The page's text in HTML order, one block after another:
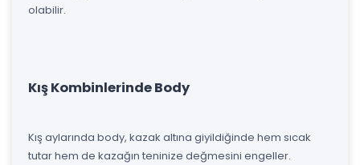
olabilir.
Kış Kombinlerinde Body
Kış aylarında body, kazak altına giyildiğinde hem sıcak
tutar hem de kazağın teninize değmesini engeller.